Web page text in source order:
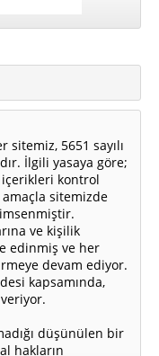
sitemiz, 5651 sayılı
İlgili yasaya göre;
kontrol
sitemizde
ve kişilik
edinmiş ve her
devam ediyor.
kapsamında,
düşünülen bir
hakların